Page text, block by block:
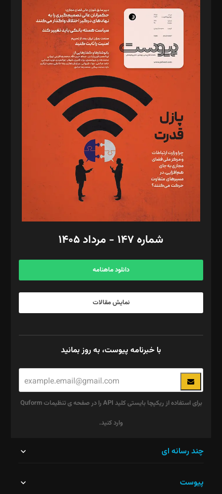
سردبیر: مهرک محمودی
دبیر تحریریه: میثم قاسمی
د‌بیر ناداستان: سمانه سمیع
د‌بیر خدمت و تجارت: ابوالفضل رجبی
د‌بیر حقوق فناوری: حسام‌الدین ایپکچی
د‌بیر پیوست جهان: مینا پاکدل
د‌بیر تحریریه آنلاین: بابک نقاش
تحریریه‌: مجتبی محمود‌ی، آرش برهمند، یسنا امان‌پور، سروش کرمیان،
مصطفی مسجدی آرانی، ابوالفضل رجبی، زهرا فکرانه، فائزه فتحی
رستمی،مصطفی باستان
ویرایش: نگار استاد‌‌آقا
طراح یونیفرم: مجید توکلی
فیلمبرداری و عکاسی: امیر شفیعی، مانی لطفی زاده
گرافیک و صفحه‌آرایی: سید‌سبحان‌علی ثابت
مد‌یر توسعه تجاری: کامبیز برید‌
امور مالی: شاپور رهبری، محمد‌ کاظمی‌نیا
آگهی و مشترکین: ۰۹۱۹۹۹۹۰۴۵۴
شماره ۱۴۷ - مرداد ۱۴۰۵
دانلود ماهنامه
نمایش مقالات
با خبرنامه پیوست، به روز بمانید
برای استفاده از ریکپچا بایستی کلید API را در صفحه ی تنظیمات Quform
وارد کنید.
نباید
چند رسانه ای
پیوست